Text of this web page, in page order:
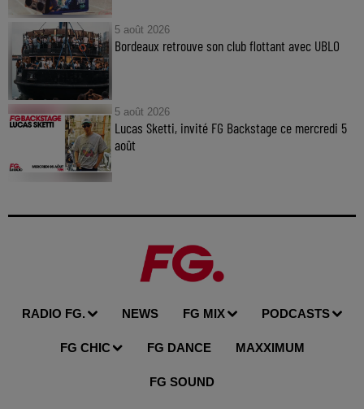
5 août 2026
Bordeaux retrouve son club flottant avec UBLO
5 août 2026
Lucas Sketti, invité FG Backstage ce mercredi 5
août
RADIO FG. NEWS FG MIX PODCASTS
FG CHIC FG DANCE MAXXIMUM
FG SOUND